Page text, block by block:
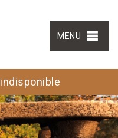
MENU
indisponible